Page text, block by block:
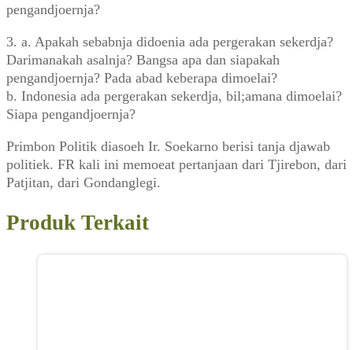
pengandjoernja?
3. a. Apakah sebabnja didoenia ada pergerakan sekerdja?
Darimanakah asalnja? Bangsa apa dan siapakah
pengandjoernja? Pada abad keberapa dimoelai?
b. Indonesia ada pergerakan sekerdja, bil;amana dimoelai?
Siapa pengandjoernja?
Primbon Politik diasoeh Ir. Soekarno berisi tanja djawab
politiek. FR kali ini memoeat pertanjaan dari Tjirebon, dari
Patjitan, dari Gondanglegi.
Produk Terkait